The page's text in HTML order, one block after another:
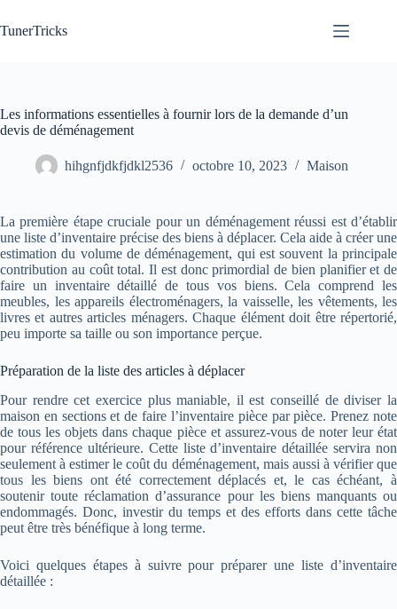
au
contenu
TunerTricks
Les informations essentielles à fournir lors de la demande d’un
devis de déménagement
hihgnfjdkfjdkl2536 octobre 10, 2023 Maison
La première étape cruciale pour un déménagement réussi est d’établir
une liste d’inventaire précise des biens à déplacer. Cela aide à créer une
estimation du volume de déménagement, qui est souvent la principale
contribution au coût total. Il est donc primordial de bien planifier et de
faire un inventaire détaillé de tous vos biens. Cela comprend les
meubles, les appareils électroménagers, la vaisselle, les vêtements, les
livres et autres articles ménagers. Chaque élément doit être répertorié,
peu importe sa taille ou son importance perçue.
Préparation de la liste des articles à déplacer
Pour rendre cet exercice plus maniable, il est conseillé de diviser la
maison en sections et de faire l’inventaire pièce par pièce. Prenez note
de tous les objets dans chaque pièce et assurez-vous de noter leur état
pour référence ultérieure. Cette liste d’inventaire détaillée servira non
seulement à estimer le coût du déménagement, mais aussi à vérifier que
tous les biens ont été correctement déplacés et, le cas échéant, à
soutenir toute réclamation d’assurance pour les biens manquants ou
endommagés. Donc, investir du temps et des efforts dans cette tâche
peut être très bénéfique à long terme.
Voici quelques étapes à suivre pour préparer une liste d’inventaire
détaillée :